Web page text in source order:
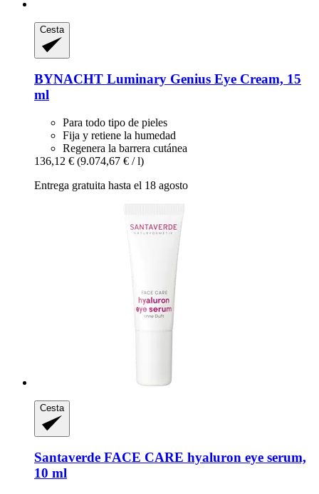
Cesta
BYNACHT Luminary Genius Eye Cream, 15
ml
Para todo tipo de pieles
Fija y retiene la humedad
Regenera la barrera cutánea
136,12 € (9.074,67 € / l)
Entrega gratuita hasta el 18 agosto
Cesta
Santaverde FACE CARE hyaluron eye serum,
10 ml